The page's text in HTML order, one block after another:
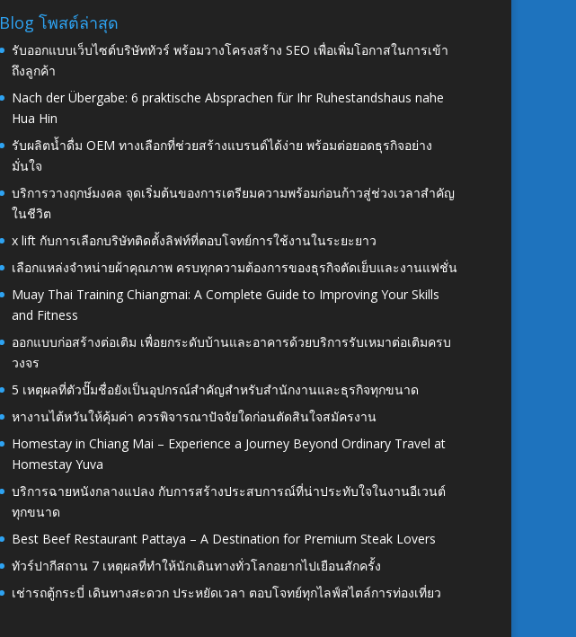
Blog โพสต์ล่าสุด
รับออกแบบเว็บไซต์บริษัททัวร์ พร้อมวางโครงสร้าง SEO เพื่อเพิ่มโอกาสในการเข้า
ถึงลูกค้า
Nach der Übergabe: 6 praktische Absprachen für Ihr Ruhestandshaus nahe
Hua Hin
รับผลิตน้ำดื่ม OEM ทางเลือกที่ช่วยสร้างแบรนด์ได้ง่าย พร้อมต่อยอดธุรกิจอย่าง
มั่นใจ
บริการวางฤกษ์มงคล จุดเริ่มต้นของการเตรียมความพร้อมก่อนก้าวสู่ช่วงเวลาสำคัญ
ในชีวิต
x lift กับการเลือกบริษัทติดตั้งลิฟท์ที่ตอบโจทย์การใช้งานในระยะยาว
เลือกแหล่งจำหน่ายผ้าคุณภาพ ครบทุกความต้องการของธุรกิจตัดเย็บและงานแฟชั่น
Muay Thai Training Chiangmai: A Complete Guide to Improving Your Skills
and Fitness
ออกแบบก่อสร้างต่อเติม เพื่อยกระดับบ้านและอาคารด้วยบริการรับเหมาต่อเติมครบ
วงจร
5 เหตุผลที่ตัวปั๊มชื่อยังเป็นอุปกรณ์สำคัญสำหรับสำนักงานและธุรกิจทุกขนาด
หางานไต้หวันให้คุ้มค่า ควรพิจารณาปัจจัยใดก่อนตัดสินใจสมัครงาน
Homestay in Chiang Mai – Experience a Journey Beyond Ordinary Travel at
Homestay Yuva
บริการฉายหนังกลางแปลง กับการสร้างประสบการณ์ที่น่าประทับใจในงานอีเวนต์
ทุกขนาด
Best Beef Restaurant Pattaya – A Destination for Premium Steak Lovers
ทัวร์ปากีสถาน 7 เหตุผลที่ทำให้นักเดินทางทั่วโลกอยากไปเยือนสักครั้ง
เช่ารถตู้กระบี่ เดินทางสะดวก ประหยัดเวลา ตอบโจทย์ทุกไลฟ์สไตล์การท่องเที่ยว